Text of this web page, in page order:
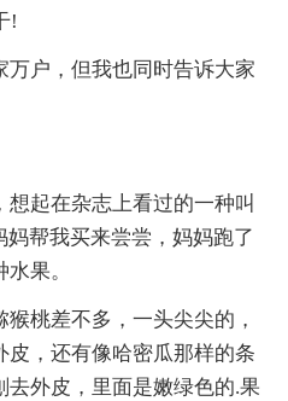
!
万户，但我也同时告诉大家
起在杂志上看过的一种叫
帮我买来尝尝，妈妈跑了
果。
桃差不多，一头尖尖的，
皮，还有像哈密瓜那样的条
外皮，里面是嫩绿色的.果